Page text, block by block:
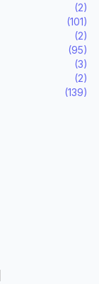
(2)
(101)
(2)
(95)
(3)
(2)
(139)